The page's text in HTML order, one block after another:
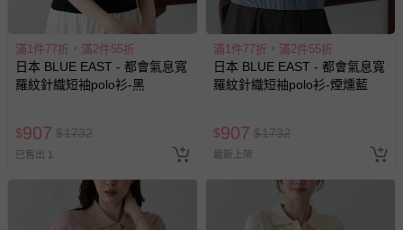
滿1件77折，滿2件55折
日本 BLUE EAST - 都會氣息寬
羅紋針織短袖polo衫-黑
$907 $1732
已售出 1
滿1件77折，滿2件55折
日本 BLUE EAST - 都會氣息寬
羅紋針織短袖polo衫-煙燻藍
$907 $1732
最新上架